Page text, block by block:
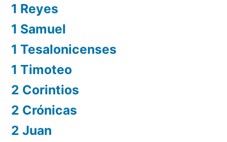
1 Reyes
1 Samuel
1 Tesalonicenses
1 Timoteo
2 Corintios
2 Crónicas
2 Juan